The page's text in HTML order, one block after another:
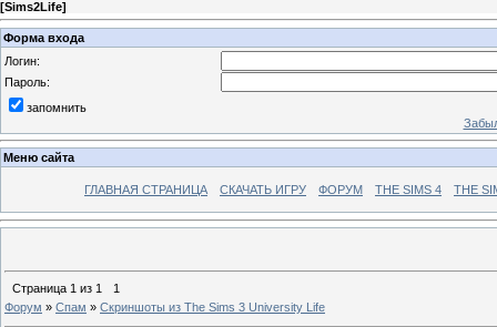
[Sims2Life]
Форма входа
Логин:
Пароль:
запомнить
Меню сайта
ГЛАВНАЯ СТРАНИЦА СКАЧАТЬ ИГРУ ФОРУМ THE SIMS 4 THE
Страница 1 из 1
1
Форум » Спам » Скриншоты из The Sims 3 University Life